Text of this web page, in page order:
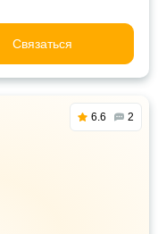
Связаться
6.6 2